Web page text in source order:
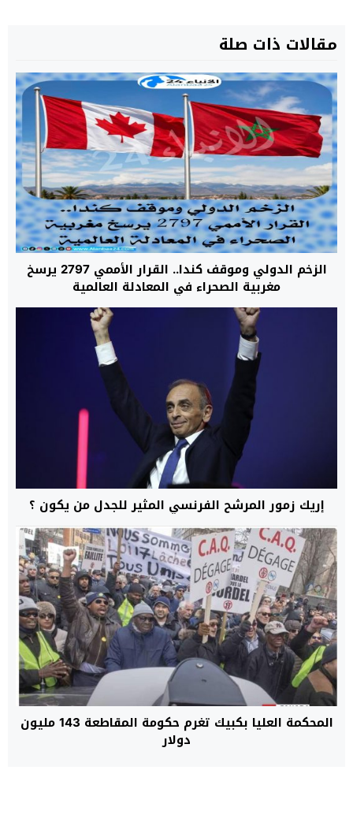
مقالات ذات صلة
الزخم الدولي وموقف كندا.. القرار الأممي 2797 يرسخ
مغربية الصحراء في المعادلة العالمية
إريك زمور المرشح الفرنسي المثير للجدل من يكون ؟
المحكمة العليا بكبيك تغرم حكومة المقاطعة 143 مليون
دولار